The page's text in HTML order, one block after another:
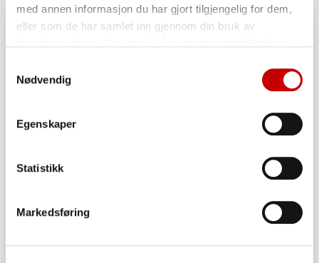
med annen informasjon du har gjort tilgjengelig for dem,
eller som de har samlet inn gjennom din bruk av
Nødvendig
Egenskaper
Statistikk
Markedsføring